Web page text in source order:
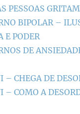
PESSOAS
BIPOLAR –
E PODER
DE
– CHEGA DE
– COMO A